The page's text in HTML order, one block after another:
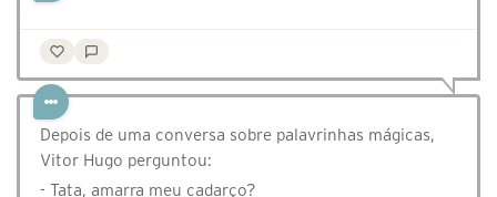
Depois de uma conversa sobre palavrinhas mágicas,
Vitor Hugo perguntou:
- Tata, amarra meu cadarço?